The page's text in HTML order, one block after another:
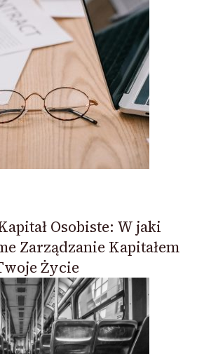
Osobiste: W jaki
Zarządzanie Kapitałem
Życie